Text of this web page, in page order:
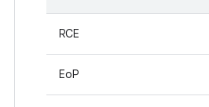
RCE
EoP